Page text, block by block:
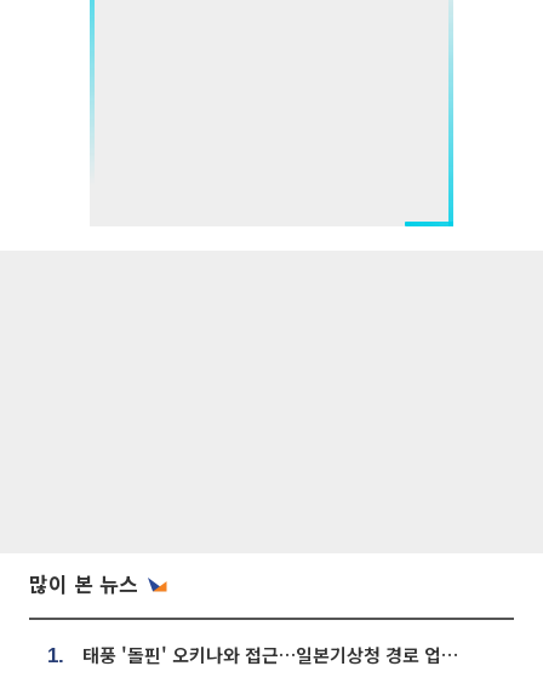
많이 본 뉴스
1. 태풍 '돌핀' 오키나와 접근…일본기상청 경로 업데이트